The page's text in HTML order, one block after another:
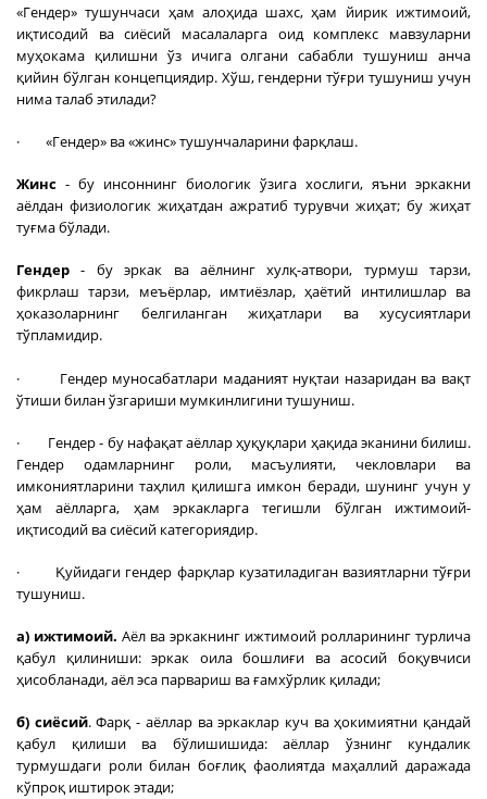
«Гендер» тушунчаси ҳам алоҳида шахс, ҳам йирик ижтимоий,
иқтисодий ва сиёсий масалаларга оид комплекс мавзуларни
муҳокама қилишни ўз ичига олгани сабабли тушуниш анча
қийин бўлган концепциядир. Хўш, гендерни тўғри тушуниш учун
нима талаб этилади?
· «Гендер» ва «жинс» тушунчаларини фарқлаш.
Жинс - бу инсоннинг биологик ўзига хослиги, яъни эркакни
аёлдан физиологик жиҳатдан ажратиб турувчи жиҳат; бу жиҳат
туғма бўлади.
Гендер - бу эркак ва аёлнинг хулқ-атвори, турмуш тарзи,
фикрлаш тарзи, меъёрлар, имтиёзлар, ҳаётий интилишлар ва
ҳоказоларнинг белгиланган жиҳатлари ва хусусиятлари
тўпламидир.
· Гендер муносабатлари маданият нуқтаи назаридан ва вақт
ўтиши билан ўзгариши мумкинлигини тушуниш.
· Гендер - бу нафақат аёллар ҳуқуқлари ҳақида эканини билиш.
Гендер одамларнинг роли, масъулияти, чекловлари ва
имкониятларини таҳлил қилишга имкон беради, шунинг учун у
ҳам аёлларга, ҳам эркакларга тегишли бўлган ижтимоий-
иқтисодий ва сиёсий категориядир.
· Қуйидаги гендер фарқлар кузатиладиган вазиятларни тўғри
тушуниш.
a) ижтимоий. Аёл ва эркакнинг ижтимоий ролларининг турлича
қабул қилиниши: эркак оила бошлиғи ва асосий боқувчиси
ҳисобланади, аёл эса парвариш ва ғамхўрлик қилади;
б) сиёсий. Фарқ - аёллар ва эркаклар куч ва ҳокимиятни қандай
қабул қилиши ва бўлишишида: аёллар ўзнинг кундалик
турмушдаги роли билан боғлиқ фаолиятда маҳаллий даражада
кўпроқ иштирок этади;